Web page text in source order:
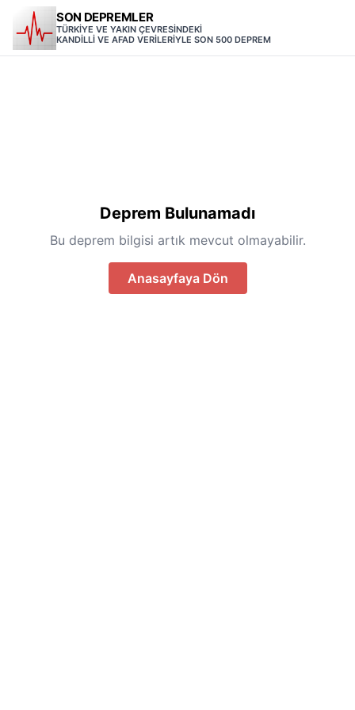
SON DEPREMLER
TÜRKİYE VE YAKIN ÇEVRESİNDEKİ
KANDİLLİ VE AFAD VERİLERİYLE SON 500 DEPREM
Deprem Bulunamadı
Bu deprem bilgisi artık mevcut olmayabilir.
Anasayfaya Dön